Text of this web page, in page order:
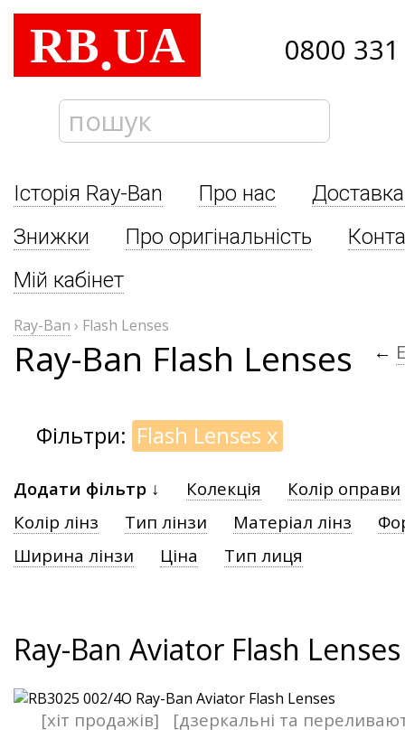
RB.UA 0800
Історія Ray-Ban Про нас
Знижки
Про оригінальність
Мій кабінет
Ray-Ban › Flash Lenses
Ray-Ban Flash Lenses ←
Фільтри: Flash Lenses x
Додати фільтр ↓ Колекція
Колір оправи
Колір лінз
Тип лінзи Матеріал лінз
Ширина лінзи
Ціна Тип лиця
Ray-Ban Aviator Flash Lenses
[хіт продажів] [дзеркальні та